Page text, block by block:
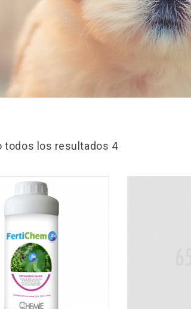
todos los resultados 4